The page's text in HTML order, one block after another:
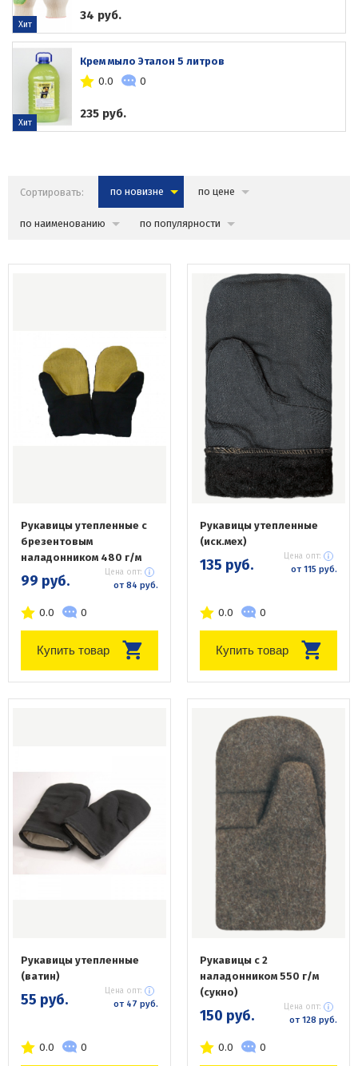
34 руб.
Хит
Крем мыло Эталон 5 литров
0.0
0
235 руб.
Хит
Сортировать: по новизне по цене
по наименованию по популярности
Рукавицы утепленные с
брезентовым
наладонником 480 г/м
99 руб. Цена опт:
от 84 руб.
0.0 0
Купить товар
Рукавицы утепленные
(иск.мех)
135 руб. Цена опт:
от 115 руб.
0.0 0
Купить товар
Рукавицы утепленные
(ватин)
55 руб. Цена опт:
от 47 руб.
0.0 0
Рукавицы с 2
наладонником 550 г/м
(сукно)
150 руб. Цена опт:
от 128 руб.
0.0 0